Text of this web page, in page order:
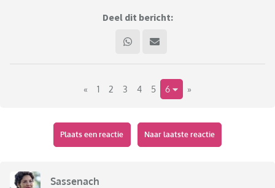
Deel dit bericht:
« 1 2 3 4 5 6 »
Plaats een reactie Naar laatste reactie
Sassenach